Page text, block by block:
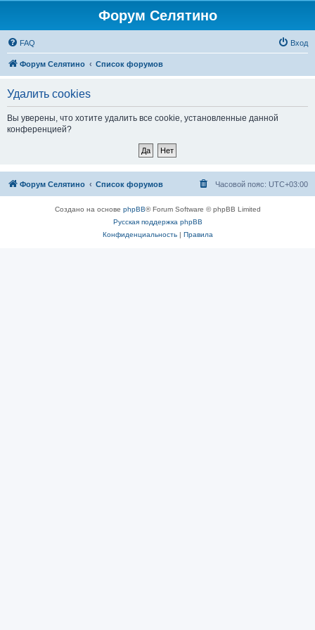
Форум Селятино
FAQ Вход
Форум Селятино Список форумов
Удалить cookies
Вы уверены, что хотите удалить все cookie, установленные данной
конференцией?
Форум Селятино Список форумов Часовой пояс: UTC+03:00
Создано на основе phpBB® Forum Software © phpBB Limited
Русская поддержка phpBB
Конфиденциальность| Правила